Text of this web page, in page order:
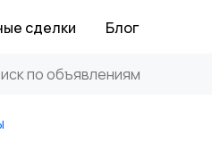
сделки Блог